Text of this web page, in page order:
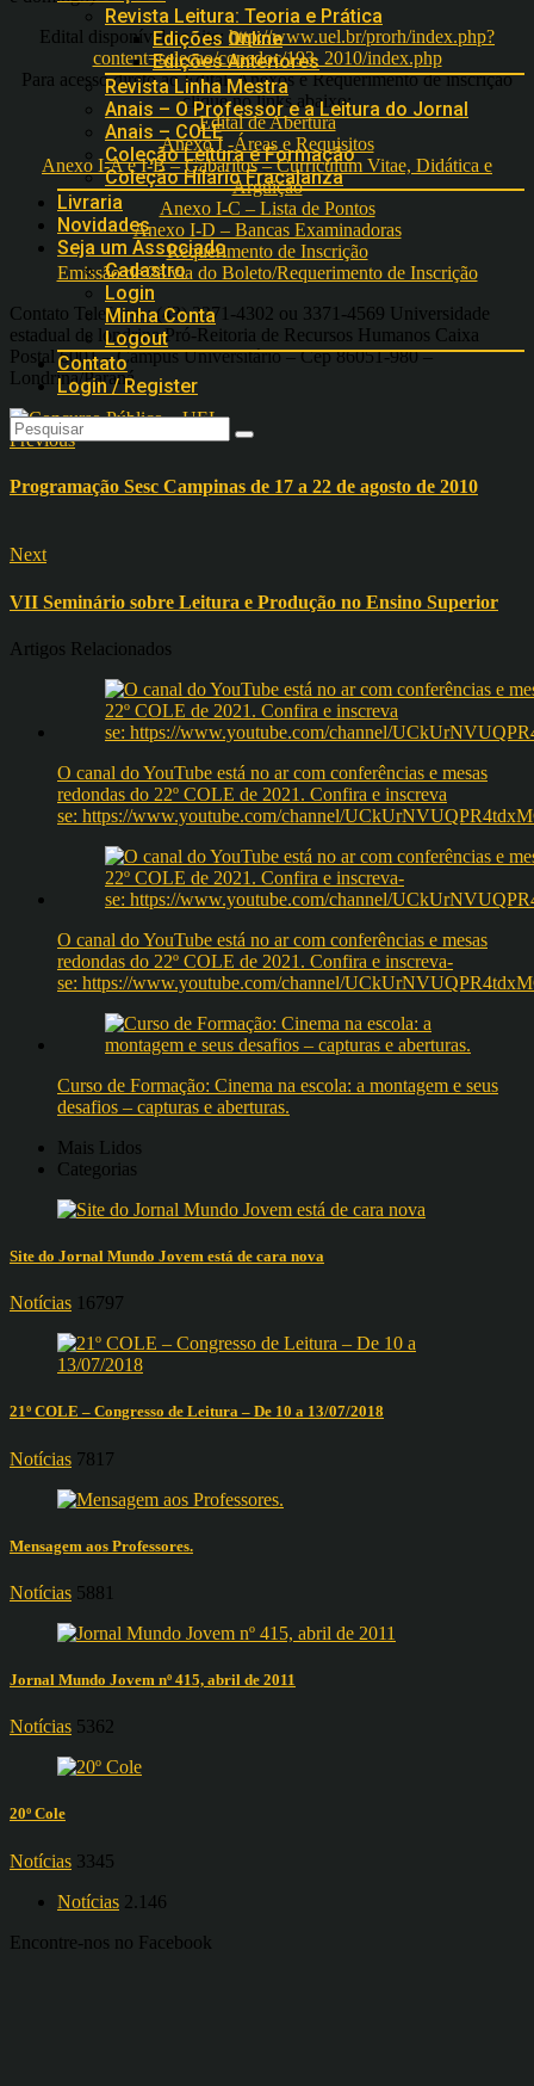
Revista Leitura: Teoria e Prática
Edições Online
Edições Anteriores
Revista Linha Mestra
Anais – O Professor e a Leitura do Jornal
Anais – COLE
Coleção Leitura e Formação
Coleção Hilário Fracalanza
Livraria
Novidades
Seja um Associado
Cadastro
Login
Minha Conta
Logout
Contato
Login / Register
Edital disponível no site: http://www.uel.br/prorh/index.php?
content=selecao/concdoc/193_2010/index.php
Para acesso direto ao Edital, Anexos e Requerimento de inscrição
clique no links abaixo:
Edital de Abertura
Anexo I -Áreas e Requisitos
Anexo I-A e I-B – Gabaritos – Curriculum Vitae, Didática e
Argüição
Anexo I-C – Lista de Pontos
Anexo I-D – Bancas Examinadoras
Requerimento de Inscrição
Emissão de 2a via do Boleto/Requerimento de Inscrição
Contato Telefones: (43) 3371-4302 ou 3371-4569 Universidade
estadual de londrina Pró-Reitoria de Recursos Humanos Caixa
Postal 6001 – Campus Universitário – Cep 86051-980 –
Londrina/Paraná
Previous
Programação Sesc Campinas de 17 a 22 de agosto de 2010
Next
VII Seminário sobre Leitura e Produção no Ensino Superior
Artigos Relacionados
O canal do YouTube está no ar com conferências e mesas
redondas do 22º COLE de 2021. Confira e inscreva
se: https://www.youtube.com/channel/
O canal do YouTube está no ar com conferências e mesas
redondas do 22º COLE de 2021. Confira e inscreva-
se: https://www.youtube.com/channel/
Curso de Formação: Cinema na escola: a montagem e seus
desafios – capturas e aberturas.
Mais Lidos
Categorias
Site do Jornal Mundo Jovem está de cara nova
Notícias 16797
21º COLE – Congresso de Leitura – De 10 a 13/07/2018
Notícias 7817
Mensagem aos Professores.
Notícias 5881
Jornal Mundo Jovem nº 415, abril de 2011
Notícias 5362
20º Cole
Notícias 3345
Notícias 2.146
Encontre-nos no Facebook